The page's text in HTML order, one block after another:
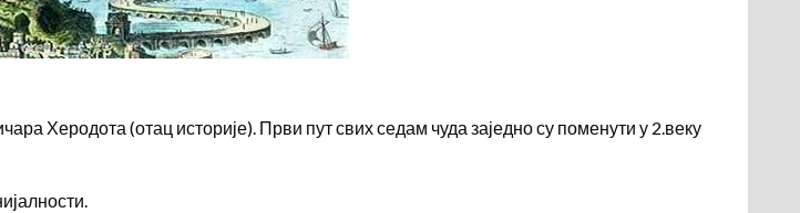
Херодота (отац историје). Први пут свих седам чуда заједно су поменути у 2.веку